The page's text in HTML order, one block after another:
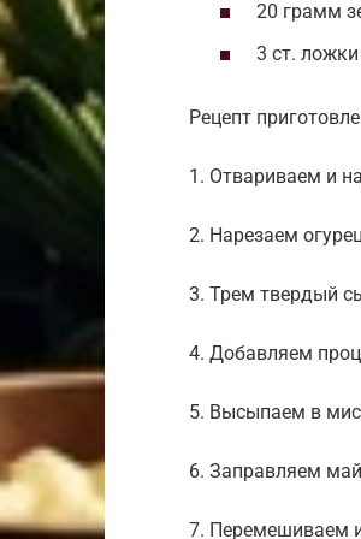
20 грамм
3 ст.
Рецепт
1. Отвариваем и
2. Нарезаем
3. Трем твердый
4. Добавляем
5. Высыпаем в
6. Заправляем
7. Перемешиваем